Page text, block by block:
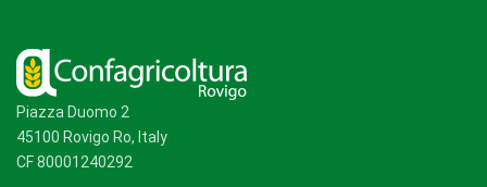
Piazza Duomo 2
45100 Rovigo Ro, Italy
CF 80001240292